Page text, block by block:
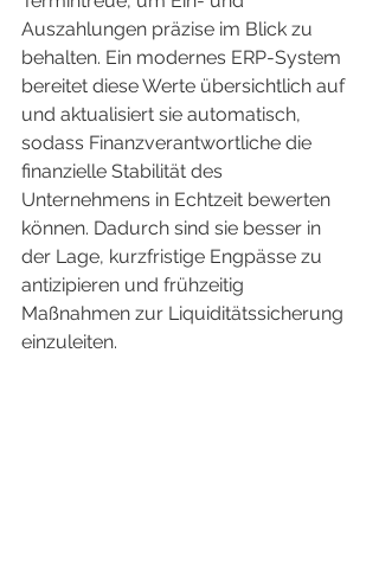
Auszahlungen präzise im Blick zu
behalten. Ein modernes ERP-System
bereitet diese Werte übersichtlich auf
und aktualisiert sie automatisch,
sodass Finanzverantwortliche die
finanzielle Stabilität des
Unternehmens in Echtzeit bewerten
können. Dadurch sind sie besser in
der Lage, kurzfristige Engpässe zu
antizipieren und frühzeitig
Maßnahmen zur Liquiditätssicherung
einzuleiten.